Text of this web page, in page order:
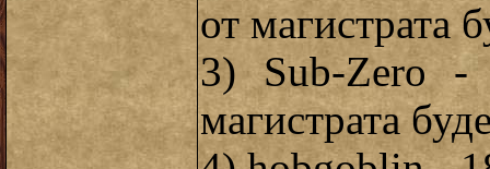
от магистрата
3) Sub-Zero -
магистрата